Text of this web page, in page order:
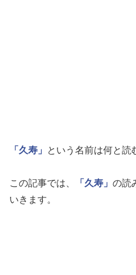
「久寿」 という名前は何と読
この記事では、 「久寿」 の読
いきます。